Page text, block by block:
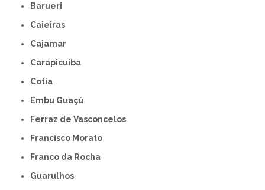
Barueri
Caieiras
Cajamar
Carapicuíba
Cotia
Embu Guaçú
Ferraz de Vasconcelos
Francisco Morato
Franco da Rocha
Guarulhos